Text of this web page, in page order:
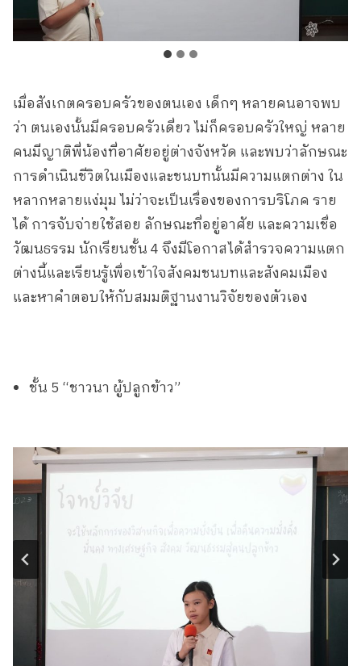
เมื่อสังเกตครอบครัวของตนเอง เด็กๆ หลายคนอาจพบ
ว่า ตนเองนั้นมีครอบครัวเดี่ยว ไม่ก็ครอบครัวใหญ่ หลาย
คนมีญาติพี่น้องที่อาศัยอยู่ต่างจังหวัด และพบว่าลักษณะ
การดำเนินชีวิตในเมืองและชนบทนั้นมีความแตกต่าง ใน
หลากหลายแง่มุม ไม่ว่าจะเป็นเรื่องของการบริโภค ราย
ได้ การจับจ่ายใช้สอย ลักษณะที่อยู่อาศัย และความเชื่อ
วัฒนธรรม นักเรียนชั้น 4 จึงมีโอกาสได้สำรวจความแตก
ต่างนี้และเรียนรู้เพื่อเข้าใจสังคมชนบทและสังคมเมือง
และหาคำตอบให้กับสมมติฐานงานวิจัยของตัวเอง
ชั้น 5 “ชาวนา ผู้ปลูกข้าว”